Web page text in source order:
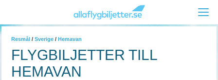
Resmål / Sverige / Hemavan
FLYGBILJETTER TILL
HEMAVAN